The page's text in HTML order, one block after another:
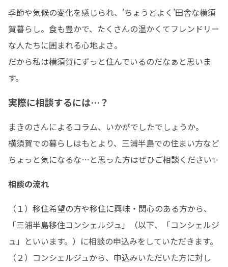
季節や気候の変化を感じられ、’ちょうどよく’田舎な横須
賀暮らし。食も豊かで、たくさんの温かくてフレンドリー
な人たちに囲まれる心地よさ。
だから私は横須賀にずっと住んでいるのだなぁと思いま
す。
実際に相談するには…？
まきのさんによるコラム、いかがでしたでしょうか。
横須賀での暮らしはもとより、三浦半島での住まい方など
ちょっと気になるな…と思った方はぜひご相談ください✨
相談の流れ
（１）移住希望の方や移住に興味・関心のある方から、
「三浦半島移住コンシェルジュ」（以下、「コンシェルジ
ュ」といいます。）に相談の申込みをしていただきます。
（２）コンシェルジュから、申込みいただいた方に対し